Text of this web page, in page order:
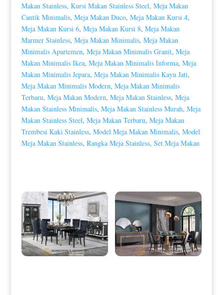
Makan Stainless, Kursi Makan Stainless Steel, Meja Makan
Cantik Minimalis, Meja Makan Duco, Meja Makan Kursi 4,
Meja Makan Kursi 6, Meja Makan Kursi 8, Meja Makan
Marmer Stainless, Meja Makan Minimalis, Meja Makan
Minimalis Apartemen, Meja Makan Minimalis Granit, Meja
Makan Minimalis Ikea, Meja Makan Minimalis Informa, Meja
Makan Minimalis Jepara, Meja Makan Minimalis Kayu Jati,
Meja Makan Minimalis Modern, Meja Makan Minimalis
Terbaru, Meja Makan Modern, Meja Makan Stainless, Meja
Makan Stainless Minimalis, Meja Makan Stainless Murah, Meja
Makan Stainless Steel, Meja Makan Terbaru, Meja Makan
Trembesi Kaki Stainless, Model Meja Makan Minimalis, Model
Meja Makan Stainless, Rangka Meja Stainless, Set Meja Makan